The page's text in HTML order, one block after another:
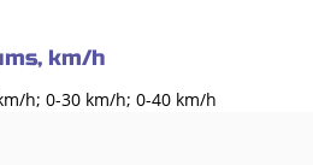
km/h
h; 0-30 km/h; 0-40 km/h